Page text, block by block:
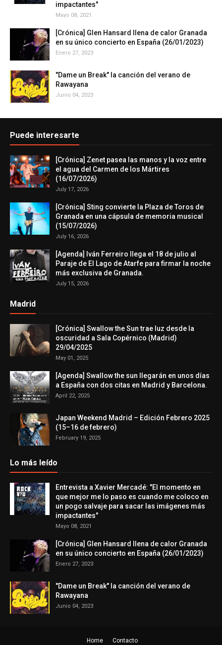
impactantes"
Mayo 08, 2021
[Crónica] Glen Hansard llena de calor Granada
en su único concierto en España (26/01/2023)
Enero 27, 2023
"Dame un Break" la canción del verano de
Rawayana
Junio 04, 2023
Puede interesarte
[Crónica] Zenet pasea las manos y la voz entre
el agua del Carmen de los Mártires
(16/07/2026)
July 17, 2026
[Crónica] Sting convierte la Plaza de Toros de
Granada en una cápsula de memoria musical
(15/07/2026)
July 16, 2026
[Agenda] Iván Ferreiro llega el 18 de julio al
Paraje de El Lago de Atarfe para firmar la noche
más exclusiva de Granada.
July 15, 2026
Madrid
[Crónica] Swallow the Sun trae luz desde la
oscuridad a Sala Copérnico (Madrid)
29/04/2025
May 01, 2025
[Agenda] Swallow the sun llegarán en unos días
a España con dos citas en Madrid y Barcelona.
April 22, 2025
Japan Weekend Madrid – Edición Febrero 2025
(15–16 de febrero)
February 19, 2025
Lo más leído
Entrevista a Xavier Mercadé: "El momento en
que mejor me lo paso es cuando me coloco en
un pogo salvaje para sacar las imágenes más
impactantes"
Mayo 08, 2021
[Crónica] Glen Hansard llena de calor Granada
en su único concierto en España (26/01/2023)
Enero 27, 2023
"Dame un Break" la canción del verano de
Rawayana
Junio 04, 2023
Home Contacto